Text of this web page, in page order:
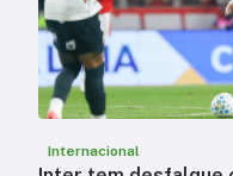
Internacional